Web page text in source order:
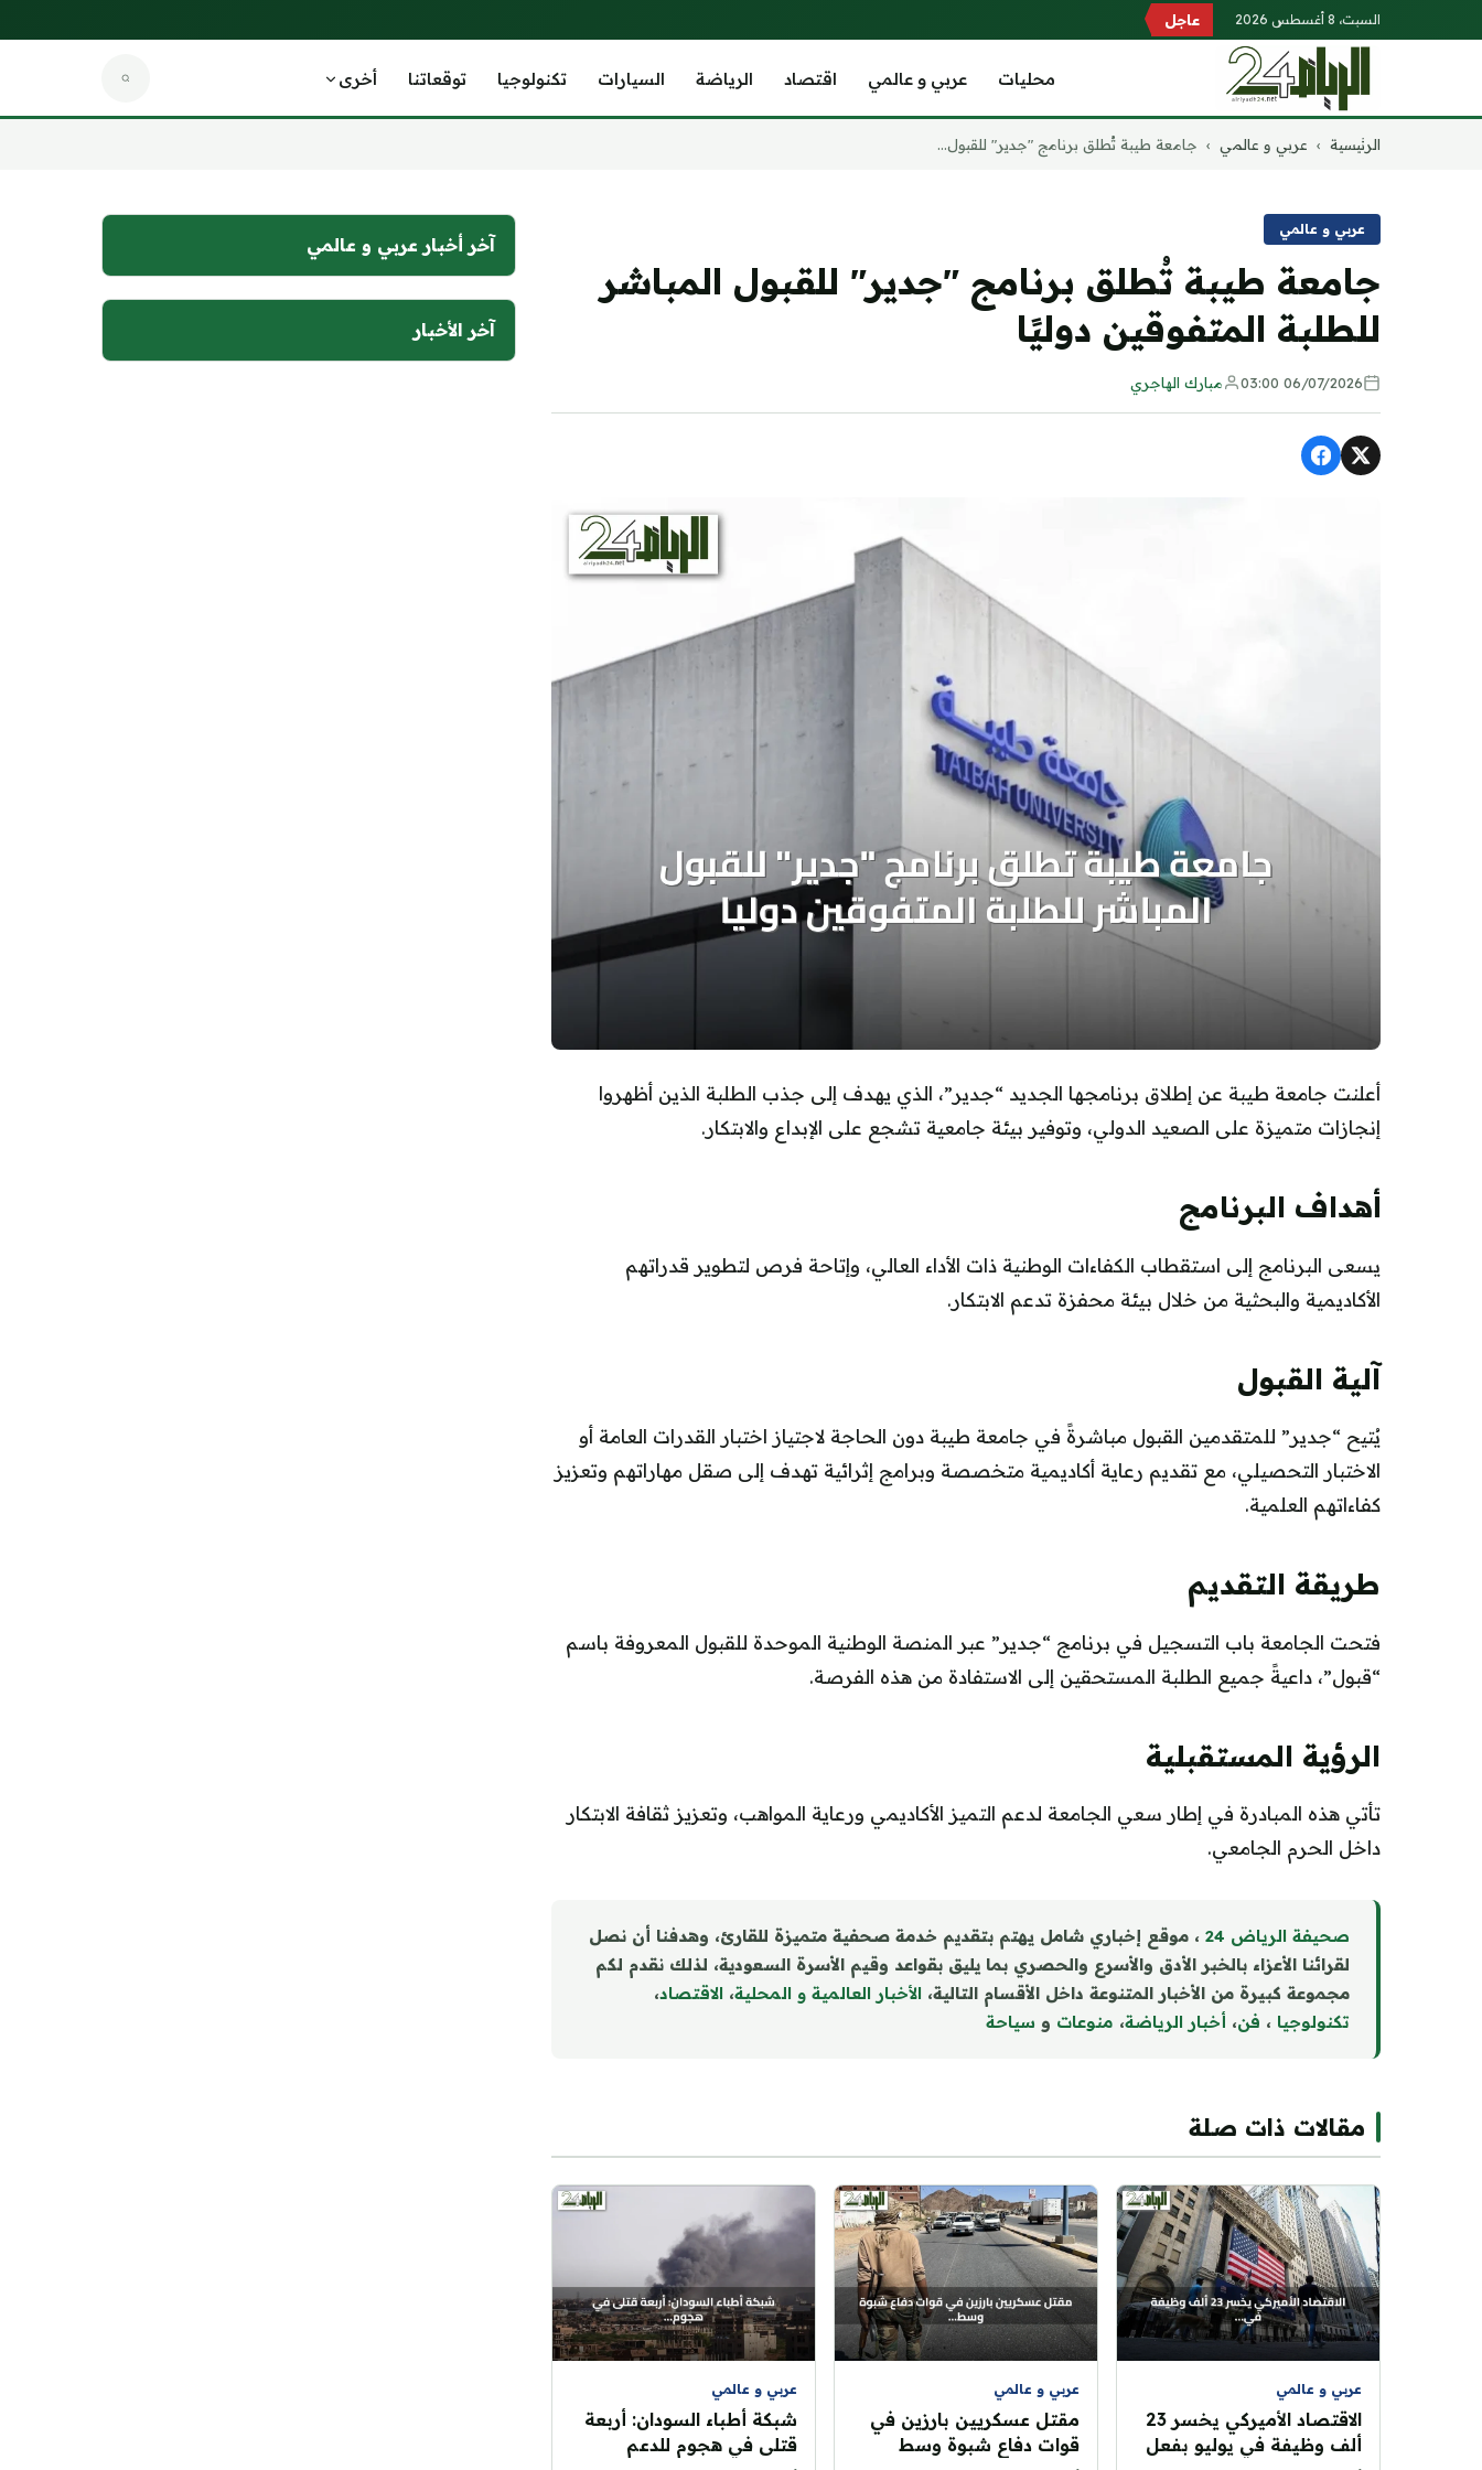
السبت، 8 أغسطس 2026 عاجل
محليات عربي و عالمي اقتصاد الرياضة السيارات تكنولوجيا توقعاتنا أخرى
الرئيسية › عربي و عالمي › جامعة طيبة تُطلق برنامج "جدير" للقبول...
عربي و عالمي
جامعة طيبة تُطلق برنامج "جدير" للقبول المباشر
للطلبة المتفوقين دوليًا
06/07/2026 03:00 مبارك الهاجري
أعلنت جامعة طيبة عن إطلاق برنامجها الجديد “جدير”، الذي يهدف إلى جذب الطلبة الذين أظهروا
إنجازات متميزة على الصعيد الدولي، وتوفير بيئة جامعية تشجع على الإبداع والابتكار.
أهداف البرنامج
يسعى البرنامج إلى استقطاب الكفاءات الوطنية ذات الأداء العالي، وإتاحة فرص لتطوير قدراتهم
الأكاديمية والبحثية من خلال بيئة محفزة تدعم الابتكار.
آلية القبول
يُتيح “جدير” للمتقدمين القبول مباشرةً في جامعة طيبة دون الحاجة لاجتياز اختبار القدرات العامة أو
الاختبار التحصيلي، مع تقديم رعاية أكاديمية متخصصة وبرامج إثرائية تهدف إلى صقل مهاراتهم وتعزيز
كفاءاتهم العلمية.
طريقة التقديم
فتحت الجامعة باب التسجيل في برنامج “جدير” عبر المنصة الوطنية الموحدة للقبول المعروفة باسم
“قبول”، داعيةً جميع الطلبة المستحقين إلى الاستفادة من هذه الفرصة.
الرؤية المستقبلية
تأتي هذه المبادرة في إطار سعي الجامعة لدعم التميز الأكاديمي ورعاية المواهب، وتعزيز ثقافة الابتكار
داخل الحرم الجامعي.
صحيفة الرياض 24
، موقع إخباري شامل يهتم بتقديم خدمة صحفية متميزة للقارئ، وهدفنا أن نصل
لقرائنا الأعزاء بالخبر الأدق والأسرع والحصري بما يليق بقواعد وقيم الأسرة السعودية، لذلك نقدم لكم
مجموعة كبيرة من الأخبار المتنوعة داخل الأقسام التالية، الأخبار العالمية و المحلية، الاقتصاد،
تكنولوجيا ، فن، أخبار الرياضة، منوعات و سياحة
مقالات ذات صلة
عربي و عالمي
الاقتصاد الأميركي يخسر 23
ألف وظيفة في يوليو بفعل
عربي و عالمي
مقتل عسكريين بارزين في
قوات دفاع شبوة وسط
عربي و عالمي
شبكة أطباء السودان: أربعة
قتلى في هجوم للدعم
آخر أخبار عربي و عالمي
آخر الأخبار